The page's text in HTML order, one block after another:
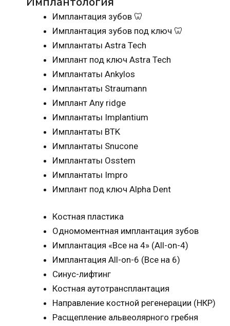
Имплантация зубов 🦷
Имплантация зубов под ключ 🦷
Имплантаты Astra Tech
Имплант под ключ Astra Tech
Имплантаты Ankylos
Имплантаты Straumann
Имплант Any ridge
Имплантаты Implantium
Имплантаты BTK
Имплантаты Snucone
Имплантаты Osstem
Имплантаты Impro
Имплант под ключ Alpha Dent
Костная пластика
Одномоментная имплантация зубов
Имплантация «Все на 4» (All-on-4)
Имплантация All-on-6 (Все на 6)
Синус-лифтинг
Костная аутотрансплантация
Направление костной регенерации (НКР)
Расщепление альвеолярного гребня